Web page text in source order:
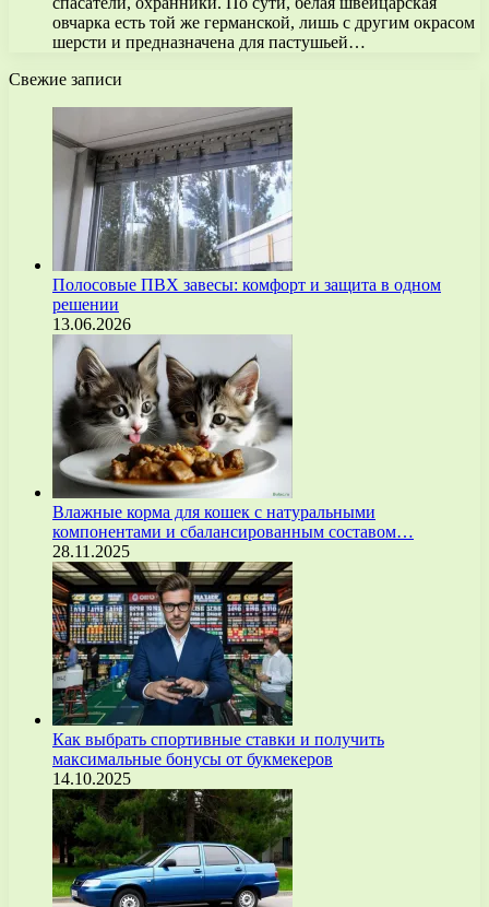
овчарка есть той же германской, лишь с другим окрасом
шерсти и предназначена для пастушьей…
Свежие записи
Полосовые ПВХ завесы: комфорт и защита в одном
решении
13.06.2026
Влажные корма для кошек с натуральными
компонентами и сбалансированным составом…
28.11.2025
Как выбрать спортивные ставки и получить
максимальные бонусы от букмекеров
14.10.2025